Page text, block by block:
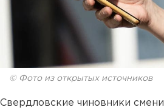
© Фото из открытых источников
Свердловские чиновники